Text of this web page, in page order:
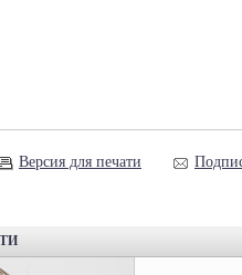
Версия для печати